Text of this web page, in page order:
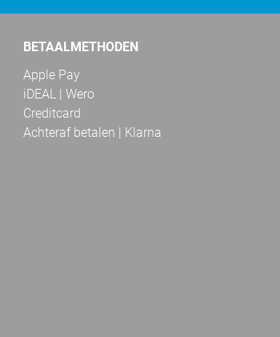
BETAALMETHODEN
Apple Pay
iDEAL | Wero
Creditcard
Achteraf betalen | Klarna